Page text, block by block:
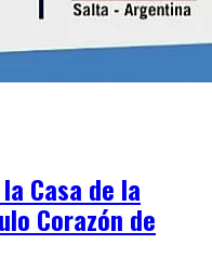
Casa de la
Corazón de